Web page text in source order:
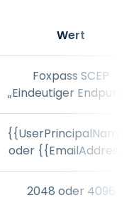
Wert
Foxpass SCEP
„Eindeutiger Endpunkt“
oder {{EmailAddress}}
2048 oder 4096